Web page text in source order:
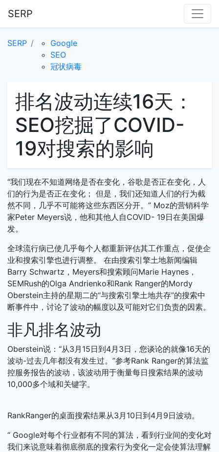
SERP
SERP
Google
SEO
冠状病毒
排名波动连续16天：
SEO挖掘了COVID-
19对搜索的影响
“我们现在不知道网络是否在变化，谷歌是否正在变化，人
们的行为是否正在变化； 但是，我们还知道人们的行为截
然不同，几乎不可能将这些东西区分开。” Moz的营销科学
家Peter Meyers说，他和其他人自COVID- 19日在美国爆
发。
全球流行病已使几乎每个人都重新评估其工作重点，促使企
业和搜索引擎也进行调整。 在由搜索引擎土地新闻编辑
Barry Schwartz，Meyers和搜索顾问Marie Haynes，
SEMRush的Olga Andrienko和Rank Ranger的Mordy
Oberstein主持的星期二的“与搜索引擎土地共存”的搜索中
断事件中，讨论了波动的幅度以及可能对它们负责的因素。
非凡排名波动
Oberstein说：“从3月15日到4月3日，您谈论的就像16天的
波动-过去几年都没有发生过。”参考Rank Ranger的算法监
控服务报告的波动，该波动用于衡量每日搜索结果的波动
10,000多个域和关键字。
RankRanger的桌面搜索结果从3月10日到4月9日波动。
“ Google对每个行业都有不同的算法，看到行业间的变化对
我们来说意味着彻底彻底的搜索行为变化一定会使算法理解